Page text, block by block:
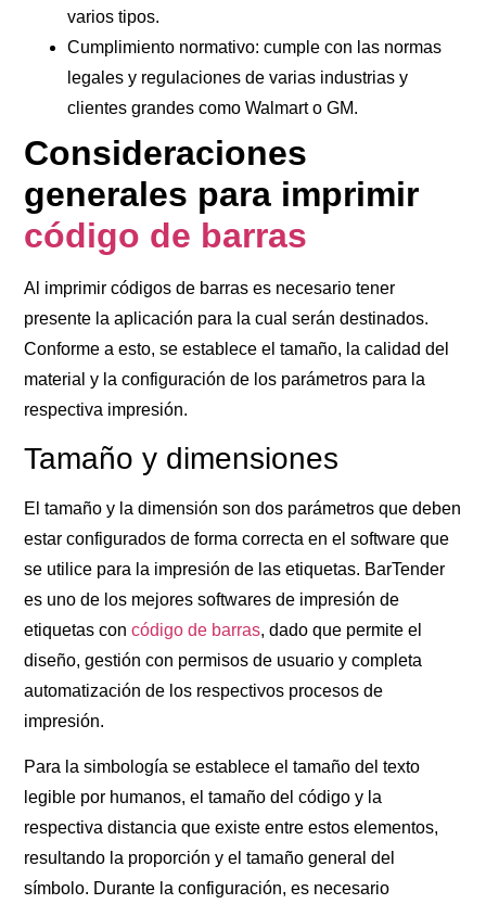
varios tipos.
Cumplimiento normativo: cumple con las normas
legales y regulaciones de varias industrias y
clientes grandes como Walmart o GM.
Consideraciones
generales para imprimir
código de barras
Al imprimir códigos de barras es necesario tener
presente la aplicación para la cual serán destinados.
Conforme a esto, se establece el tamaño, la calidad del
material y la configuración de los parámetros para la
respectiva impresión.
Tamaño y dimensiones
El tamaño y la dimensión son dos parámetros que deben
estar configurados de forma correcta en el software que
se utilice para la impresión de las etiquetas. BarTender
es uno de los mejores softwares de impresión de
etiquetas concódigo de barras, dado que permite el
diseño, gestión con permisos de usuario y completa
automatización de los respectivos procesos de
impresión.
Para la simbología se establece el tamaño del texto
legible por humanos, el tamaño del código y la
respectiva distancia que existe entre estos elementos,
resultando la proporción y el tamaño general del
símbolo. Durante la configuración, es necesario